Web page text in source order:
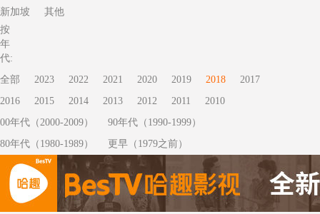
新加坡
其他
按
年
代:
全部
2023 2022 2021 2020 2019 2018
2017
2016
2015 2014 2013 2012 2011
2010
00年代（2000-2009）
90年代（1990-1999）
80年代（1980-1989）
更早（1979之前）